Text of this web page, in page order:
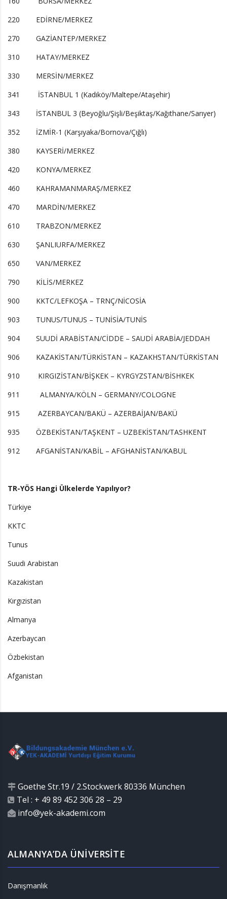
220 EDİRNE/MERKEZ
270 GAZİANTEP/MERKEZ
310 HATAY/MERKEZ
330 MERSİN/MERKEZ
341 İSTANBUL 1 (Kadıköy/Maltepe/Ataşehir)
343 İSTANBUL 3 (Beyoğlu/Şişli/Beşiktaş/Kağıthane/Sarıyer)
352 İZMİR-1 (Karşıyaka/Bornova/Çığlı)
380 KAYSERİ/MERKEZ
420 KONYA/MERKEZ
460 KAHRAMANMARAŞ/MERKEZ
470 MARDİN/MERKEZ
610 TRABZON/MERKEZ
630 ŞANLIURFA/MERKEZ
650 VAN/MERKEZ
790 KİLİS/MERKEZ
900 KKTC/LEFKOŞA – TRNÇ/NİCOSİA
903 TUNUS/TUNUS – TUNİSİA/TUNİS
904 SUUDİ ARABİSTAN/CİDDE – SAUDİ ARABİA/JEDDAH
906 KAZAKİSTAN/TÜRKİSTAN – KAZAKHSTAN/TÜRKİSTAN
910 KIRGIZİSTAN/BİŞKEK – KYRGYZSTAN/BİSHKEK
911 ALMANYA/KÖLN – GERMANY/COLOGNE
915 AZERBAYCAN/BAKÜ – AZERBAİJAN/BAKÜ
935 ÖZBEKİSTAN/TAŞKENT – UZBEKİSTAN/TASHKENT
912 AFGANİSTAN/KABİL – AFGHANİSTAN/KABUL
TR-YÖS Hangi Ülkelerde Yapılıyor?
Türkiye
KKTC
Tunus
Suudi Arabistan
Kazakistan
Kırgızistan
Almanya
Azerbaycan
Özbekistan
Afganistan
Goethe Str.19 / 2.Stockwerk 80336 München
Tel : + 49 89 452 306 28 – 29
info@yek-akademi.com
ALMANYA’DA ÜNİVERSİTE
Danışmanlık